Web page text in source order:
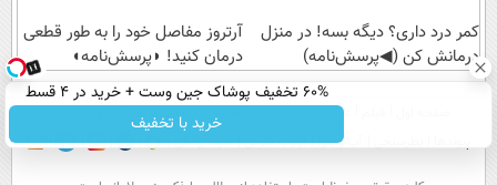
کن
۱۴۰۴
کمر درد داری؟ دیگه بسه! در منزل
درمانش کن (◀پرسش‌نامه)
آرتروز مفاصل خود را به طور قطعی
درمان کنید! ◗پرسش‌نامه◖
60% تخفیف پوشاک جین وست + خرید در 4 قسط
خرید با تخفیف
عصر ایران۲ درباره عصرایران تماس با ما
آب و هوا اوقات شرعی سواد زندگی